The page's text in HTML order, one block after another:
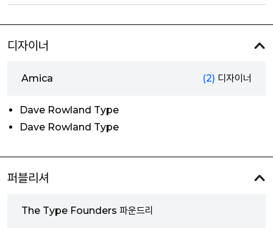
디자이너
Amica (2) 디자이너
Dave Rowland Type
Dave Rowland Type
퍼블리셔
The Type Founders 파운드리